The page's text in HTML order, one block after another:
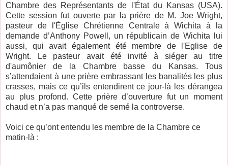
Chambre des Représentants de l'État du Kansas (USA).
Cette session fut ouverte par la prière de M. Joe Wright,
pasteur de l'Église Chrétienne Centrale à Wichita à la
demande d’Anthony Powell, un républicain de Wichita lui
aussi, qui avait également été membre de l'Eglise de
Wright. Le pasteur avait été invité à siéger au titre
d'aumônier de la Chambre basse du Kansas. Tous
s’attendaient à une prière embrassant les banalités les plus
crasses, mais ce qu’ils entendirent ce jour-là les dérangea
au plus profond. Cette prière d’ouverture fut un moment
chaud et n’a pas manqué de semé la controverse.
Voici ce qu’ont entendu les membre de la Chambre ce
matin-là :